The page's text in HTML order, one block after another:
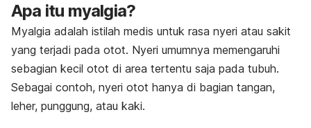
Apa itu myalgia?
Myalgia adalah istilah medis untuk rasa nyeri atau sakit
yang terjadi pada otot. Nyeri umumnya memengaruhi
sebagian kecil otot di area tertentu saja pada tubuh.
Sebagai contoh, nyeri otot hanya di bagian tangan,
leher, punggung, atau kaki.